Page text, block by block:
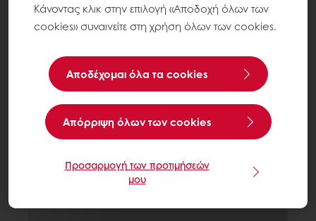
Κάνοντας κλικ στην επιλογή «Αποδοχή όλων των
cookies» συναινείτε στη χρήση όλων των cookies.
Αποδέχομαι όλα τα cookies
Aπόρριψη όλων των cookies
Προσαρμογή των προτιμήσεών
μου